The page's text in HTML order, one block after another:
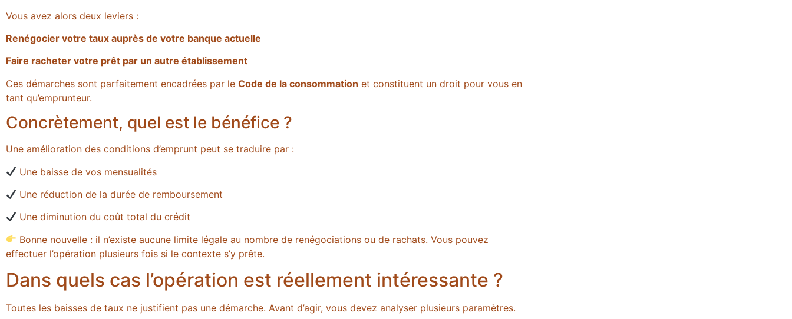
Vous avez alors deux leviers :
Renégocier votre taux auprès de votre banque actuelle
Faire racheter votre prêt par un autre établissement
Ces démarches sont parfaitement encadrées par le Code de la consommation et constituent un droit pour vous en
tant qu’emprunteur.
Concrètement, quel est le bénéfice ?
Une amélioration des conditions d’emprunt peut se traduire par :
Une baisse de vos mensualités
Une réduction de la durée de remboursement
Une diminution du coût total du crédit
Bonne nouvelle : il n’existe aucune limite légale au nombre de renégociations ou de rachats. Vous pouvez
effectuer l’opération plusieurs fois si le contexte s’y prête.
Dans quels cas l’opération est réellement intéressante ?
Toutes les baisses de taux ne justifient pas une démarche. Avant d’agir, vous devez analyser plusieurs paramètres.